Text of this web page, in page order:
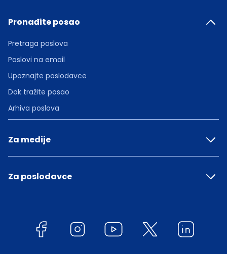
Pronađite posao
Pretraga poslova
Poslovi na email
Upoznajte poslodavce
Dok tražite posao
Arhiva poslova
Za medije
Za poslodavce